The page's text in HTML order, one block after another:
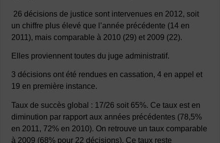
26 décisions de justice sont intervenues en 2012, soit
un chiffre plus élevé que l’année précédente (14 en
2011), mais comparable à 2010 (29) et 2009 (22).
Elles proviennent toutes du juge administratif.
3 décisions ont été rendues en cassation, 4 en appel et
19 en première instance.
Taux de succès global : 17/26 soit 65%. Ce taux est en
diminution par rapport aux années précédentes (78,5%
en 2011, 72% en 2010). On retrouve un taux comparable
à 2009 (68% pour 22 décisions). Ce taux reste